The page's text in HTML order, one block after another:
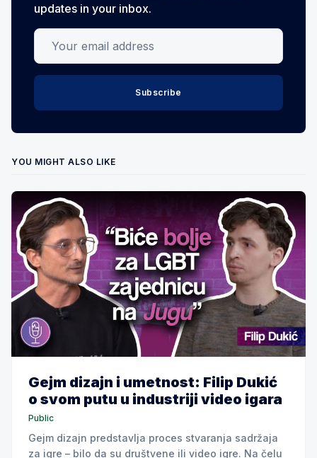
updates in your inbox.
Your email address
Subscribe
YOU MIGHT ALSO LIKE
Gejm dizajn i umetnost: Filip Dukić
o svom putu u industriji video igara
Public
Gejm dizajn predstavlja proces stvaranja sadržaja
za igre – bilo da su društvene ili video igre. Na čelu